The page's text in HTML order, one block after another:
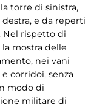
torre di sinistra,
e da reperti
Nel rispetto di
mostra delle
nei vani
corridoi, senza
modo di
militare di